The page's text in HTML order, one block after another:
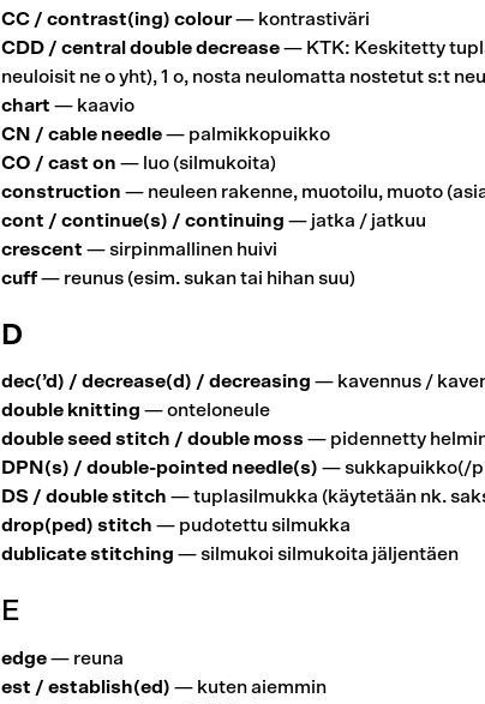
CC / contrast(ing) colour— kontrastiväri
CDD / central double decrease— KTK: Keskitetty
neuloisit ne o yht), 1 o, nosta neulomatta nostetut s:t
chart — kaavio
CN / cable needle— palmikkopuikko
CO / cast on — luo (silmukoita)
construction — neuleen rakenne, muotoilu, muoto
cont / continue(s) / continuing — jatka / jatkuu
crescent — sirpinmallinen huivi
cuff— reunus (esim. sukan tai hihan suu)
D
dec(’d) / decrease(d) / decreasing — kavennus /
double knitting — onteloneule
double seed stitch / double moss — pidennetty
DPN(s) / double-pointed needle(s) — sukkapuikko(/
DS / double stitch — tuplasilmukka (käytetään nk.
drop(ped) stitch — pudotettu silmukka
dublicate stitching — silmukoi silmukoita jäljentäen
E
edge— reuna
est / establish(ed) — kuten aiemmin